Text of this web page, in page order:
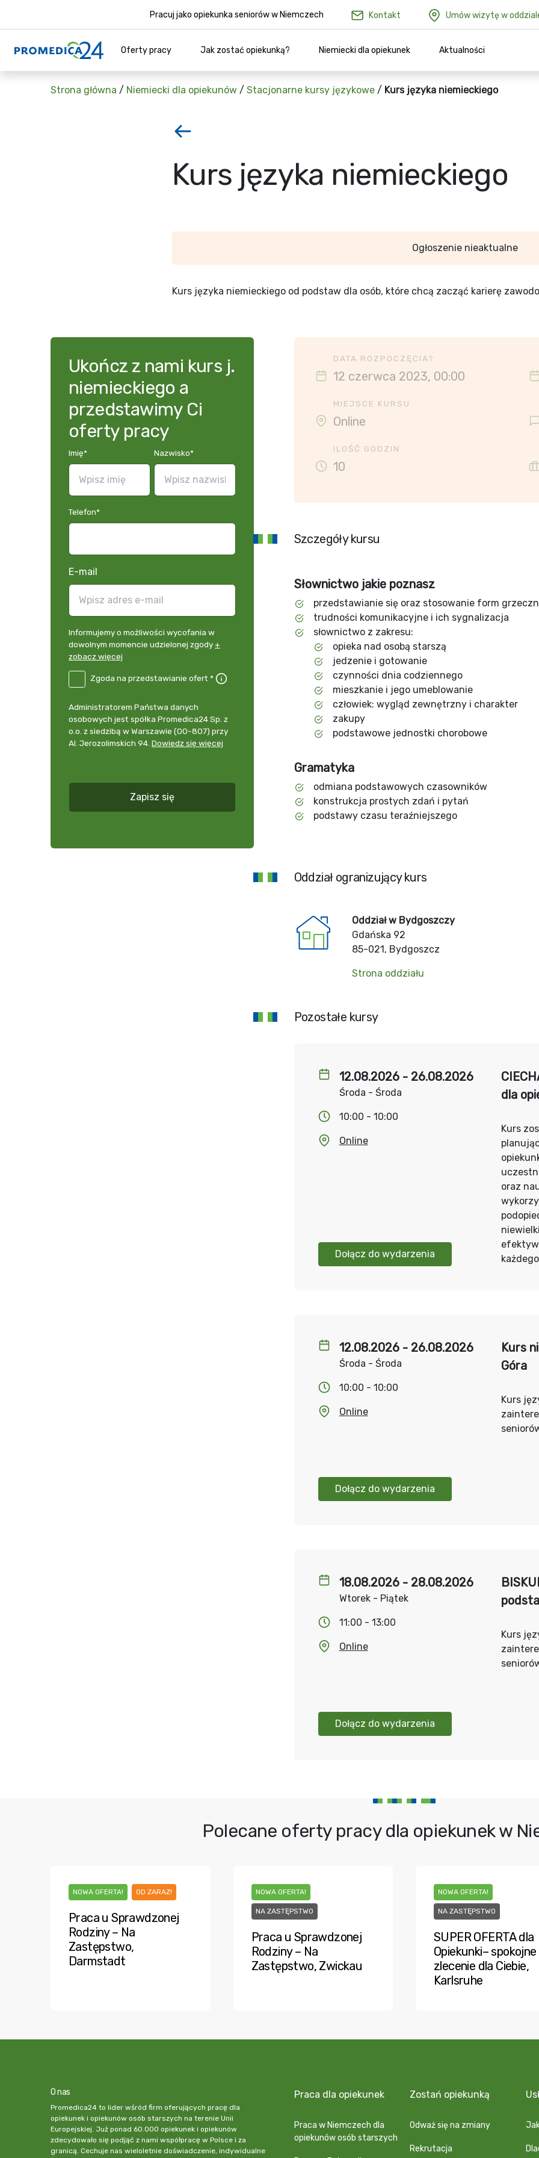
Pracuj jako opiekunka seniorów w Niemczech Kontakt Umów wizytę w
Oferty pracy Jak zostać opiekunką? Niemiecki dla opiekunek Aktualności
Strona główna / Niemiecki dla opiekunów / Stacjonarne kursy językowe / Kurs języka niemieckiego
Kurs języka niemieckiego
Ogłoszenie nieaktualne
Kurs języka niemieckiego od podstaw dla osób, które chcą zacząć karierę
Ukończ z nami kurs j.
niemieckiego a
przedstawimy Ci
oferty pracy
Imię* Nazwisko*
Telefon*
E-mail
Informujemy
o
możliwości
momencie
udzielonej
zgody
+
Informujemy o możliwości wycofania w
dowolnym momencie udzielonej zgody+
zobacz więcej
DE
przedstawianie
Zgoda na przedstawianie ofert *
Administrator
danych
osobowych
Administratorem Państwa danych
osobowych jest spółka Promedica24 Sp. z
o.o. z siedzibą w Warszawie (00-807) przy
Al. Jerozolimskich 94. Dowiedz się więcej
Zapisz się
DATA ROZPOCZĘCIA?
12 czerwca 2023, 00:00
MIEJSCE KURSU
Online
ILOŚĆ GODZIN
10
Szczegóły kursu
Słownictwo jakie poznasz
przedstawianie się oraz stosowanie form
trudności komunikacyjne i ich sygnalizacja
słownictwo z zakresu:
opieka nad osobą starszą
jedzenie i gotowanie
czynności dnia codziennego
mieszkanie i jego umeblowanie
człowiek: wygląd zewnętrzny i charakter
zakupy
podstawowe jednostki chorobowe
Gramatyka
odmiana podstawowych czasowników
konstrukcja prostych zdań i pytań
podstawy czasu teraźniejszego
Oddział ogranizujący kurs
Oddział w Bydgoszczy
Gdańska 92
85-021, Bydgoszcz
Strona oddziału
Pozostałe kursy
12.08.2026 - 26.08.2026
Środa - Środa
10:00 - 10:00
Online
Dołącz do wydarzenia
dla
Kurs
oraz
12.08.2026 - 26.08.2026
Środa - Środa
10:00 - 10:00
Online
Dołącz do wydarzenia
Kurs
Góra
Kurs
18.08.2026 - 28.08.2026
Wtorek - Piątek
11:00 - 13:00
Online
Dołącz do wydarzenia
Kurs
Polecane oferty pracy dla opiekunek w
NOWA OFERTA! OD ZARAZ!
Praca u Sprawdzonej
Rodziny – Na
Zastępstwo,
Darmstadt
NOWA OFERTA!
NA ZASTĘPSTWO
Praca u Sprawdzonej
Rodziny – Na
Zastępstwo, Zwickau
NOWA OFERTA!
NA ZASTĘPSTWO
SUPER OFERTA dla
Opiekunki– spokojne
zlecenie dla Ciebie,
Karlsruhe
O nas
Promedica24 to lider wśród firm oferujących pracę dla
opiekunek i opiekunów osób starszych na terenie Unii
Europejskiej. Już ponad 60.000 opiekunek i opiekunów
zdecydowało się podjąć z nami współpracę w Polsce i za
granicą. Cechuje nas wieloletnie doświadczenie, indywidualne
Praca dla opiekunek
Praca w Niemczech dla
opiekunów osób starszych
Zostań opiekunką
Odważ się na zmiany
Rekrutacja